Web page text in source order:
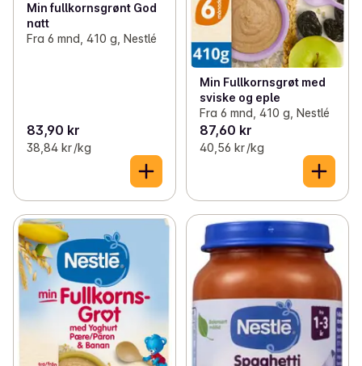
Min fullkornsgrønt God
natt
Fra 6 mnd, 410 g, Nestlé
83,90 kr
38,84 kr /kg
Min Fullkornsgrøt med
sviske og eple
Fra 6 mnd, 410 g, Nestlé
87,60 kr
40,56 kr /kg